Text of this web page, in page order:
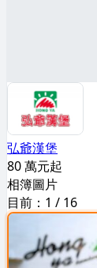
弘爺漢堡
80 萬元起
相簿圖片
目前： 1 / 16